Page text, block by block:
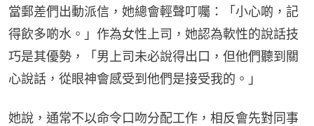
當郵差們出動派信，她總會輕聲叮囑：「小心啲，記
得飲多啲水。」作為女性上司，她認為軟性的說話技
巧是其優勢，「男上司未必說得出口，但他們聽到關
心說話，從眼神會感受到他們是接受我的。」
她說，通常不以命令口吻分配工作，相反會先對同事